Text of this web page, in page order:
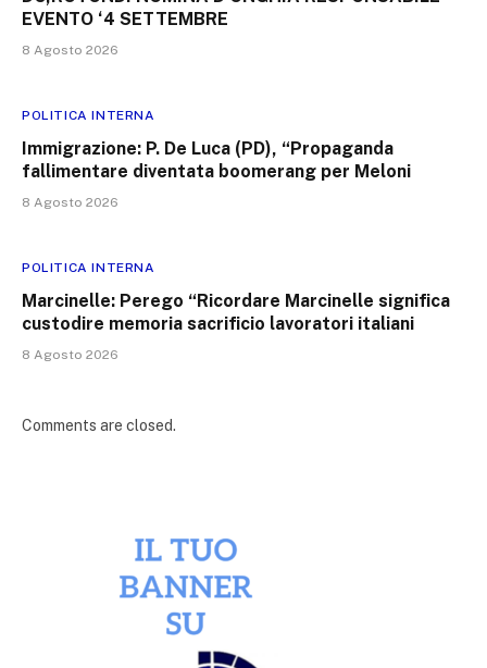
EVENTO ‘4 SETTEMBRE
8 Agosto 2026
POLITICA INTERNA
Immigrazione: P. De Luca (PD), “Propaganda
fallimentare diventata boomerang per Meloni
8 Agosto 2026
POLITICA INTERNA
Marcinelle: Perego “Ricordare Marcinelle significa
custodire memoria sacrificio lavoratori italiani
8 Agosto 2026
Comments are closed.